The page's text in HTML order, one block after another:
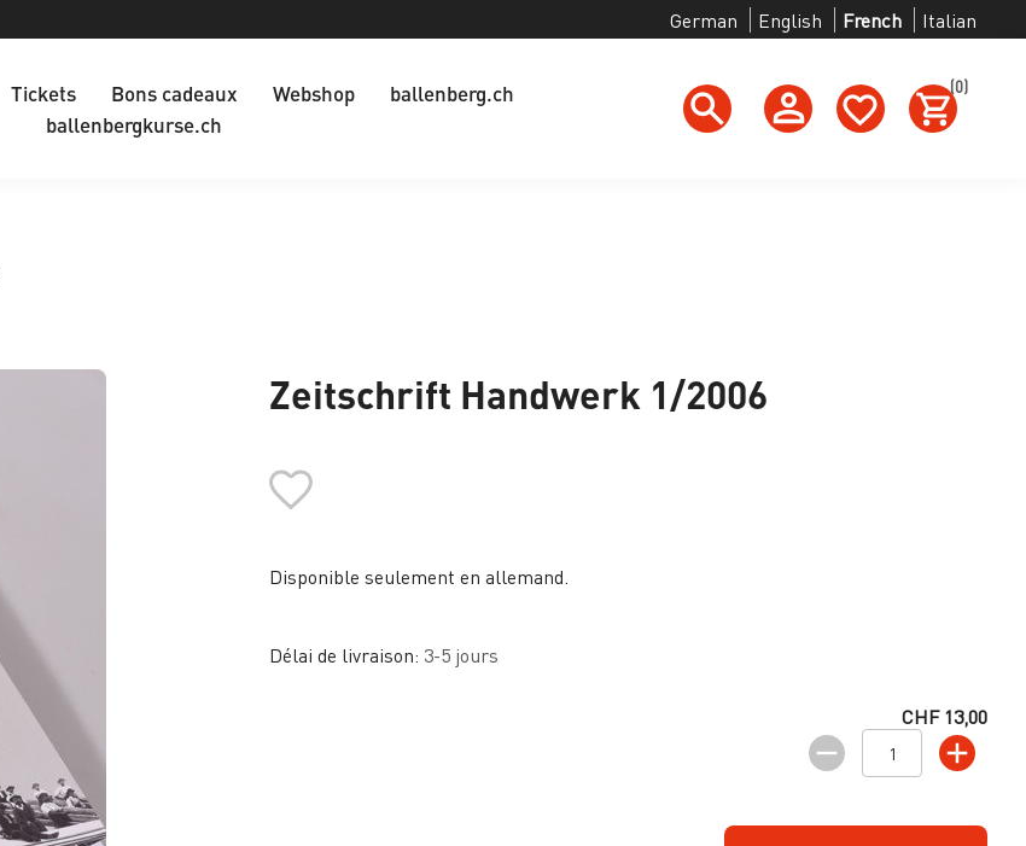
German English French Italian
Tickets Bons cadeaux Webshop
ballenberg.ch
ballenbergkurse.ch
(0)
Zeitschrift Handwerk 1/2006
Disponible seulement en allemand.
Délai de livraison: 3-5 jours
CHF 13,00